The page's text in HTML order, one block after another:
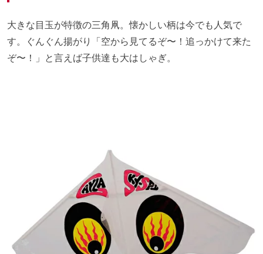
大きな目玉が特徴の三角凧。懐かしい柄は今でも人気で
す。ぐんぐん揚がり「空から見てるぞ〜！追っかけて来た
ぞ〜！」と言えば子供達も大はしゃぎ。